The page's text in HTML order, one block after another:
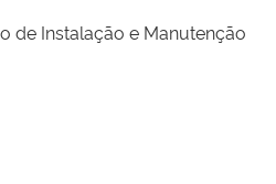
de Instalação e Manutenção